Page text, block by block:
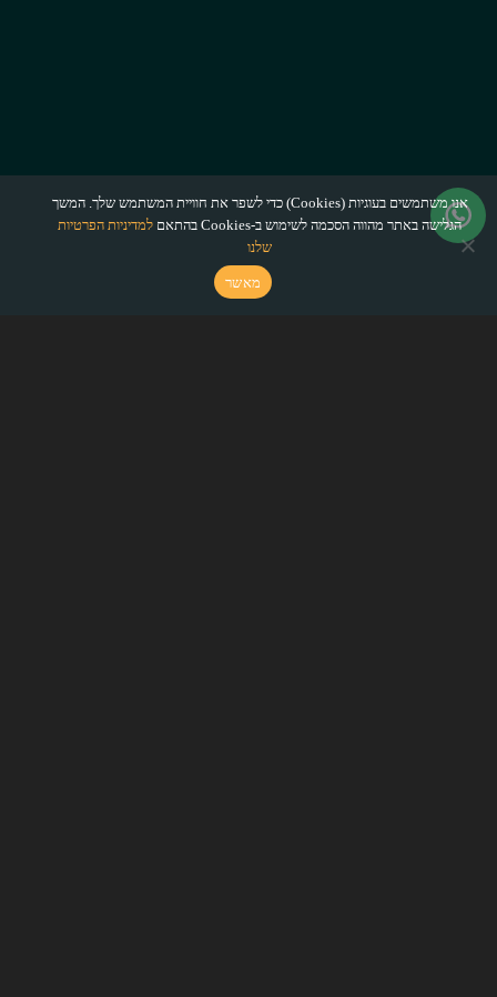
אנו משתמשים בעוגיות (Cookies) כדי לשפר את חוויית המשתמש שלך. המשך
הגלישה באתר מהווה הסכמה לשימוש ב-Cookies בהתאם
למדיניות הפרטיות
שלנו
מאשר